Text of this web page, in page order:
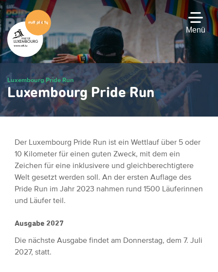
Zum
Hauptinhalt
gehen
Menü
Luxembourg Pride Run
Luxembourg Pride Run
Der Luxembourg Pride Run ist ein Wettlauf über 5 oder
10 Kilometer für einen guten Zweck, mit dem ein
Zeichen für eine inklusivere und gleichberechtigtere
Welt gesetzt werden soll. An der ersten Auflage des
Pride Run im Jahr 2023 nahmen rund 1500 Läuferinnen
und Läufer teil.
Ausgabe 2027
Die nächste Ausgabe findet am Donnerstag, dem 7. Juli
2027, statt.